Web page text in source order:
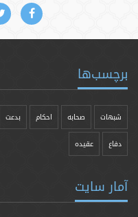
برچسب‌ها
شبهات صحابه احکام بدعت
دفاع عقیده
آمار سایت